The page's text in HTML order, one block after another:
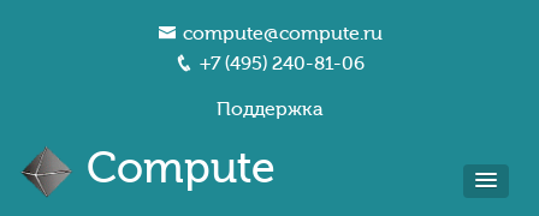
compute@compute.ru
+7 (495) 240-81-06
Поддержка
Compute